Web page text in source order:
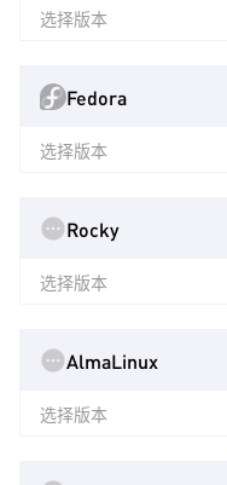
选择版本
Fedora
选择版本
Rocky
选择版本
AlmaLinux
选择版本